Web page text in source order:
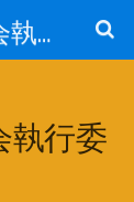
大阪産業大学学生自治会執行委員会
執行委